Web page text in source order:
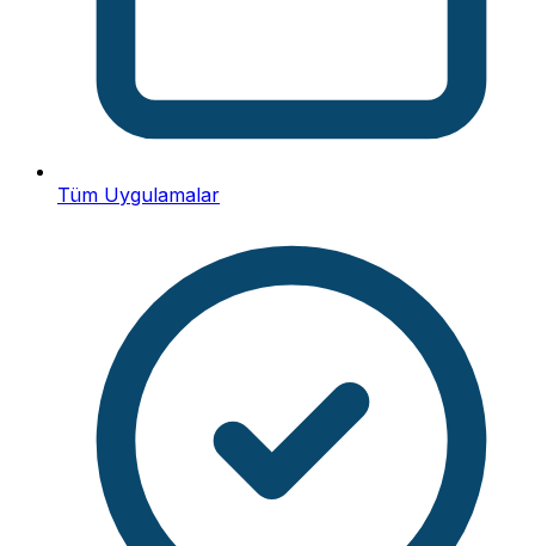
Tüm Uygulamalar